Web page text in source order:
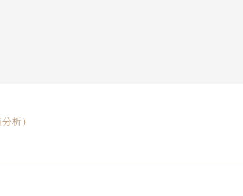
析）